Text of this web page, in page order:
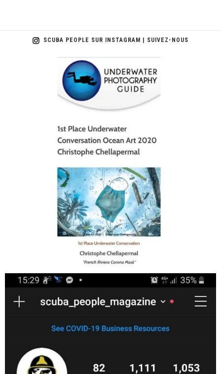
SCUBA PEOPLE SUR INSTAGRAM | SUIVEZ-NOUS
scuba_people_magazine
scuba_people_magazine